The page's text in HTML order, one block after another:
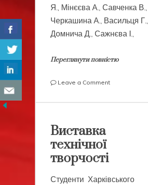
Я., Мінєєва А., Савченка В.,
Черкашина А., Васильця Г.,
Домнича Д., Сажнєва І.,
Переглянути повністю
Leave a Commenton
технічної
Виставка
технічної
творчості
Студенти Харківського